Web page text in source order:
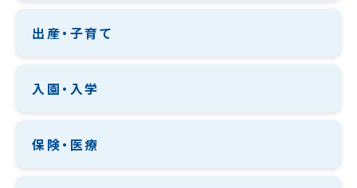
出産・子育て
入園・入学
保険・医療